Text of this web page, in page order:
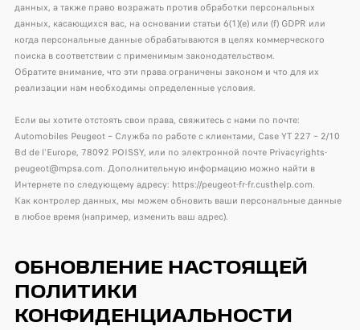
данных, а также право возражать против обработки персональных
данных, касающихся вас, на основании статьи 6(1)(e) или (f) GDPR или
когда персональные данные обрабатываются в целях коммерческого
поиска в соответствии с применимым законодательством.
Обратите внимание, что эти права ограничены законом и что для их
реализации нам необходимы определенные условия.
Если вы хотите отстоять свои права, свяжитесь с нами по почте:
Automobiles Peugeot – Служба по работе с клиентами, Case YT 227 – 2/10
Bd de l'Europe, 78092 POISSY, или по электронной почте Privacyrights-
peugeot@mpsa.com. Дополнительную информацию можно найти в
Интернете по следующему адресу: https://peugeot-fr-fr.custhelp.com.
Как контролер данных, мы можем обновить ваши персональные данные
в любое время (например, изменить ваш адрес).
ОБНОВЛЕНИЕ НАСТОЯЩЕЙ
ПОЛИТИКИ
КОНФИДЕНЦИАЛЬНОСТИ